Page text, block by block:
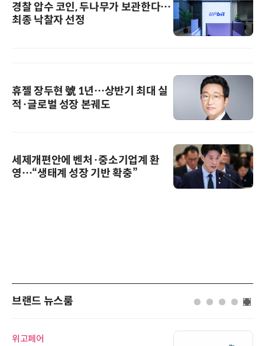
경찰 압수 코인, 두나무가 보관한다…
최종 낙찰자 선정
휴젤 장두현 號 1년…상반기 최대 실
적·글로벌 성장 본궤도
세제개편안에 벤처·중소기업계 환
영…“생태계 성장 기반 확충”
브랜드 뉴스룸
위고페어